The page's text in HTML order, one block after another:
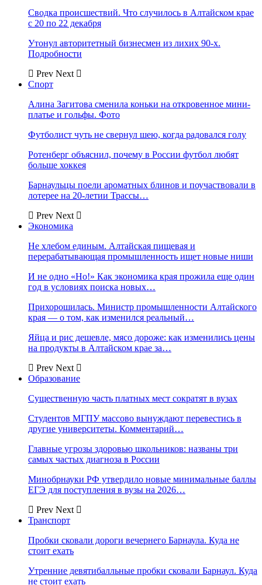
Сводка происшествий. Что случилось в Алтайском крае
с 20 по 22 декабря
Утонул авторитетный бизнесмен из лихих 90-х.
Подробности
Prev Next
Спорт
Алина Загитова сменила коньки на откровенное мини-
платье и гольфы. Фото
Футболист чуть не свернул шею, когда радовался голу
Ротенберг объяснил, почему в России футбол любят
больше хоккея
Барнаульцы поели ароматных блинов и поучаствовали в
лотерее на 20-летии Трассы…
Prev Next
Экономика
Не хлебом единым. Алтайская пищевая и
перерабатывающая промышленность ищет новые ниши
И не одно «Но!» Как экономика края прожила еще один
год в условиях поиска новых…
Прихорошилась. Министр промышленности Алтайского
края — о том, как изменился реальный…
Яйца и рис дешевле, мясо дороже: как изменились цены
на продукты в Алтайском крае за…
Prev Next
Образование
Существенную часть платных мест сократят в вузах
Студентов МГПУ массово вынуждают перевестись в
другие университеты. Комментарий…
Главные угрозы здоровью школьников: названы три
самых частых диагноза в России
Минобрнауки РФ утвердило новые минимальные баллы
ЕГЭ для поступления в вузы на 2026…
Prev Next
Транспорт
Пробки сковали дороги вечернего Барнаула. Куда не
стоит ехать
Утренние девятибалльные пробки сковали Барнаул. Куда
не стоит ехать